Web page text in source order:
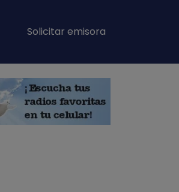
Main navigation
Solicitar emisora